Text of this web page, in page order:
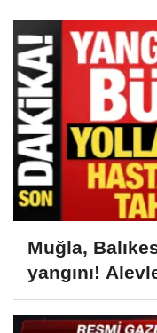
Muğla,
yangını!